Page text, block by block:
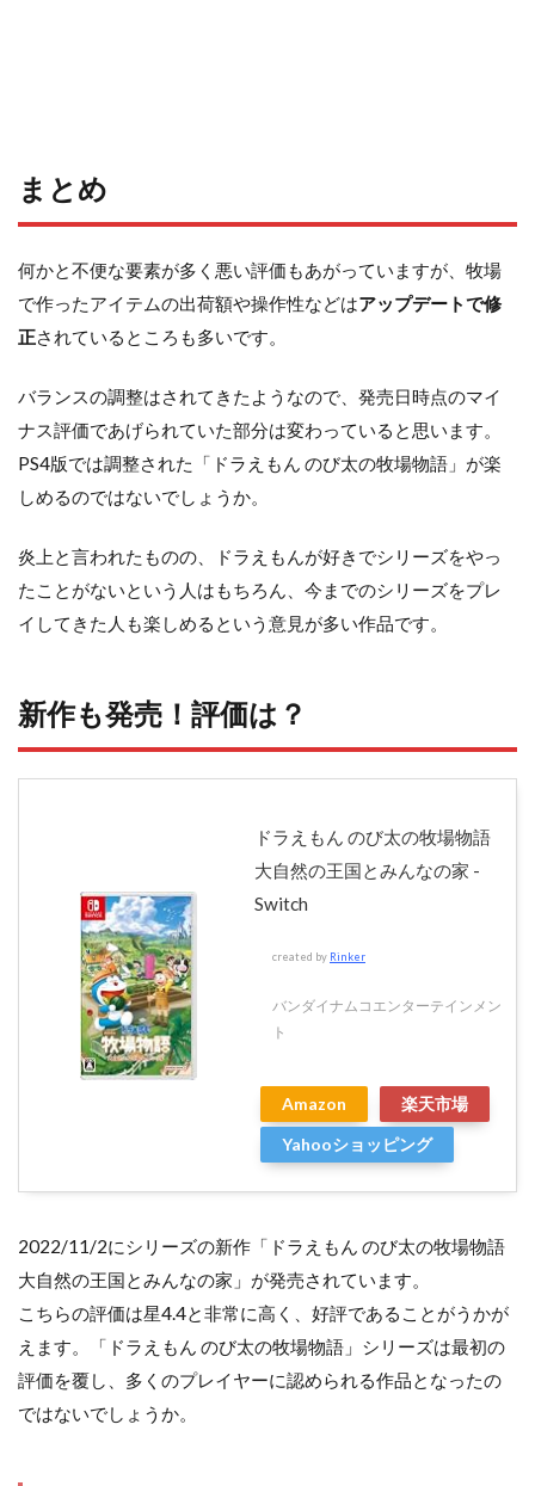
まとめ
何かと不便な要素が多く悪い評価もあがっていますが、牧場
で作ったアイテムの出荷額や操作性などはアップデートで修
正されているところも多いです。
バランスの調整はされてきたようなので、発売日時点のマイ
ナス評価であげられていた部分は変わっていると思います。
PS4版では調整された「ドラえもん のび太の牧場物語」が楽
しめるのではないでしょうか。
炎上と言われたものの、ドラえもんが好きでシリーズをやっ
たことがないという人はもちろん、今までのシリーズをプレ
イしてきた人も楽しめるという意見が多い作品です。
新作も発売！評価は？
ドラえもん のび太の牧場物語
大自然の王国とみんなの家 -
Switch
created by Rinker
バンダイナムコエンターテインメン
ト
Amazon
楽天市場
Yahooショッピング
2022/11/2にシリーズの新作「ドラえもん のび太の牧場物語
大自然の王国とみんなの家」が発売されています。
こちらの評価は星4.4と非常に高く、好評であることがうかが
えます。「ドラえもん のび太の牧場物語」シリーズは最初の
評価を覆し、多くのプレイヤーに認められる作品となったの
ではないでしょうか。